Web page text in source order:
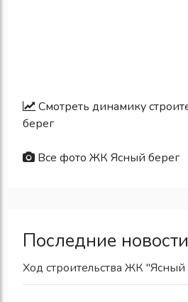
Смотреть динамику
берег
Все фото ЖК Ясный берег
Последние новости
Ход строительства ЖК "Ясный